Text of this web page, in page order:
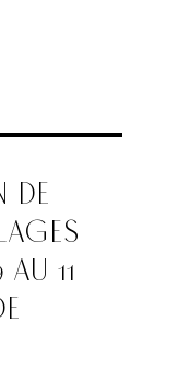
DE
11